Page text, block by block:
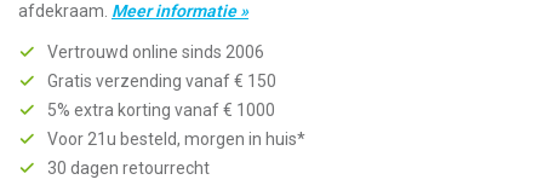
afdekraam. Meer informatie »
Vertrouwd online sinds 2006
Gratis verzending vanaf € 150
5% extra korting vanaf € 1000
Voor 21u besteld, morgen in huis*
30 dagen retourrecht